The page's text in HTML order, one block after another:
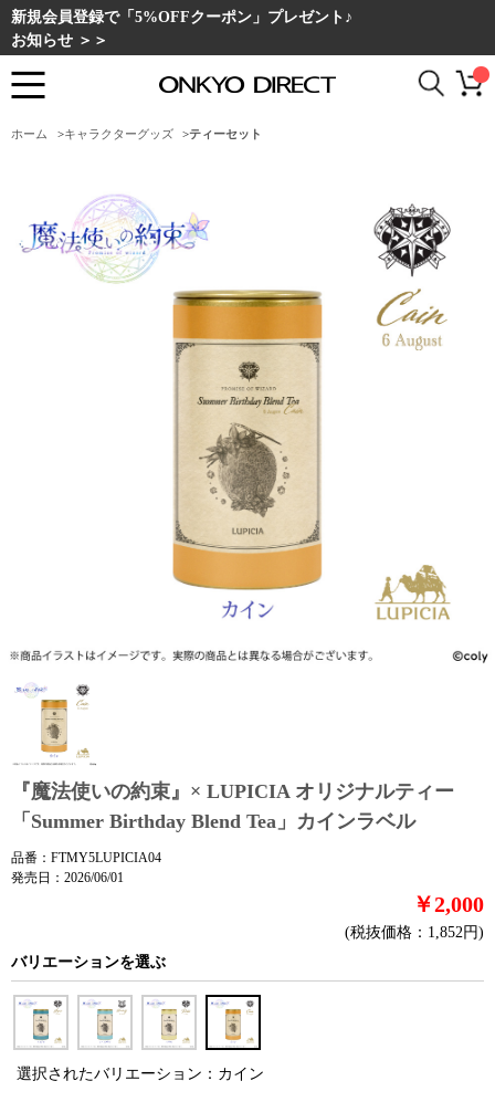
新規会員登録で「5%OFFクーポン」プレゼント♪
お知らせ ＞＞
ホーム >キャラクターグッズ >ティーセット
『魔法使いの約束』× LUPICIA オリジナルティー
「Summer Birthday Blend Tea」カインラベル
品番：FTMY5LUPICIA04
発売日：2026/06/01
￥2,000
(税抜価格：1,852円)
バリエーションを選ぶ
選択されたバリエーション：カイン